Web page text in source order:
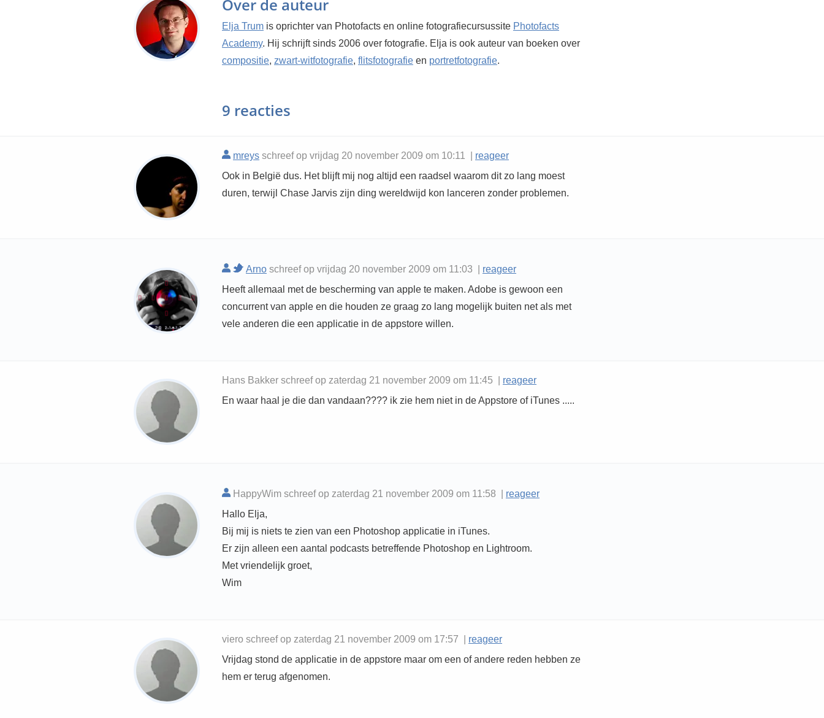
Over de auteur
Elja Trum is oprichter van Photofacts en online fotografiecursussite Photofacts
Academy. Hij schrijft sinds 2006 over fotografie. Elja is ook auteur van boeken over
compositie, zwart-witfotografie, flitsfotografie en portretfotografie.
9 reacties
mreys schreef op vrijdag 20 november 2009 om 10:11 | reageer
Ook in België dus. Het blijft mij nog altijd een raadsel waarom dit zo lang moest
duren, terwijl Chase Jarvis zijn ding wereldwijd kon lanceren zonder problemen.
Arno schreef op vrijdag 20 november 2009 om 11:03 | reageer
Heeft allemaal met de bescherming van apple te maken. Adobe is gewoon een
concurrent van apple en die houden ze graag zo lang mogelijk buiten net als met
vele anderen die een applicatie in de appstore willen.
Hans Bakker schreef op zaterdag 21 november 2009 om 11:45 | reageer
En waar haal je die dan vandaan???? ik zie hem niet in de Appstore of iTunes .....
HappyWim schreef op zaterdag 21 november 2009 om 11:58 | reageer
Hallo Elja,
Bij mij is niets te zien van een Photoshop applicatie in iTunes.
Er zijn alleen een aantal podcasts betreffende Photoshop en Lightroom.
Met vriendelijk groet,
Wim
viero schreef op zaterdag 21 november 2009 om 17:57 | reageer
Vrijdag stond de applicatie in de appstore maar om een of andere reden hebben ze
hem er terug afgenomen.